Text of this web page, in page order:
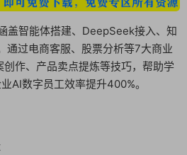
盖智能体搭建、DeepSeek接入、知
通过电商客服、股票分析等7大商业
作、产品卖点提炼等技巧，帮助学
AI数字员工效率提升400%。